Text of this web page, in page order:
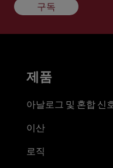
구독
제품
아날로그 및 혼합 신
이산
로직